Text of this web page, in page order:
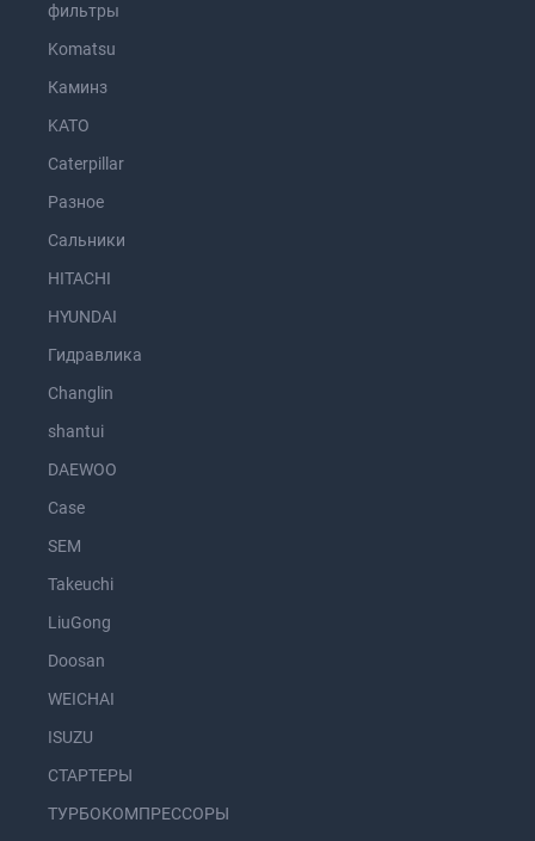
фильтры
Komatsu
Каминз
KATO
Caterpillar
Разное
Сальники
HITACHI
HYUNDAI
Гидравлика
Changlin
shantui
DAEWOO
Case
SEM
Takeuchi
LiuGong
Doosan
WEICHAI
ISUZU
СТАРТЕРЫ
ТУРБОКОМПРЕССОРЫ